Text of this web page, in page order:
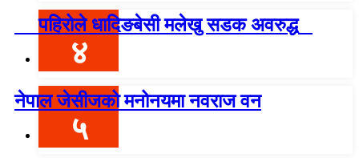
पहिरोले धादिङबेसी मलेखु सडक अवरुद्ध
४
नेपाल जेसीजको मनोनयमा नवराज वन
५